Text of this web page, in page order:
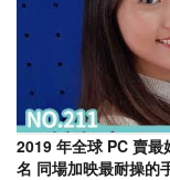
2019 年全球 PC 賣
名 同場加映最耐操的